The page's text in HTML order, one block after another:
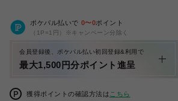
ポケパル払いで 0〜0ポイント
（1P=1円）※キャンペーン分除く
会員登録後、ポケパル払い初回登録&利用で
最大1,500円分ポイント進呈
獲得ポイントの確認方法は こちら